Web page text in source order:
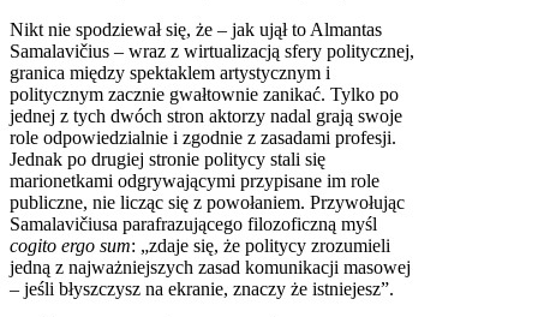
Nikt nie spodziewał się, że – jak ujął to Almantas
Samalavičius – wraz z wirtualizacją sfery politycznej,
granica między spektaklem artystycznym i
politycznym zacznie gwałtownie zanikać. Tylko po
jednej z tych dwóch stron aktorzy nadal grają swoje
role odpowiedzialnie i zgodnie z zasadami profesji.
Jednak po drugiej stronie politycy stali się
marionetkami odgrywającymi przypisane im role
publiczne, nie licząc się z powołaniem. Przywołując
Samalavičiusa parafrazującego filozoficzną myśl
cogito ergo sum: „zdaje się, że politycy zrozumieli
jedną z najważniejszych zasad komunikacji masowej
– jeśli błyszczysz na ekranie, znaczy że istniejesz”.